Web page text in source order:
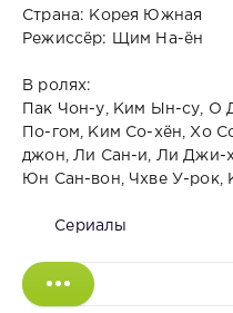
Страна: Корея Южная
Режиссёр: Щим На-ён
В ролях:
Пак Чон-у, Ким Ын-су, О
По-гом, Ким Со-хён, Хо
джон, Ли Сан-и, Ли Джи-
Юн Сан-вон, Чхве У-рок,
Сериалы